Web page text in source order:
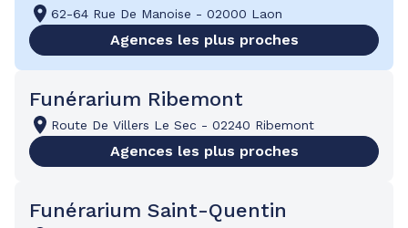
62-64 Rue De Manoise - 02000 Laon
Agences les plus proches
Funérarium Ribemont
Route De Villers Le Sec - 02240 Ribemont
Agences les plus proches
Funérarium Saint-Quentin